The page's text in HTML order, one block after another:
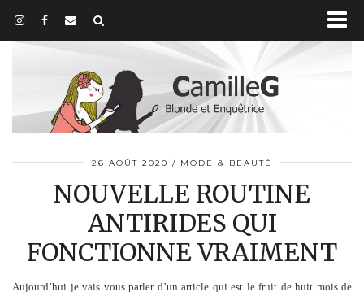
26 AOÛT 2020 MODE & BEAUTÉ
NOUVELLE ROUTINE
ANTIRIDES QUI
FONCTIONNE VRAIMENT
Aujourd’hui je vais vous parler d’un article qui est le fruit de huit mois de